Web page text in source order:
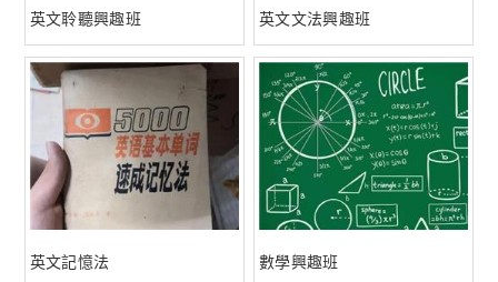
英文聆聽興趣班 英文文法興趣班
英文記憶法 數學興趣班